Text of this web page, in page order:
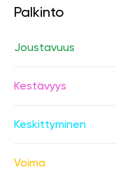
Palkinto
Joustavuus
Kestävyys
Keskittyminen
Voima